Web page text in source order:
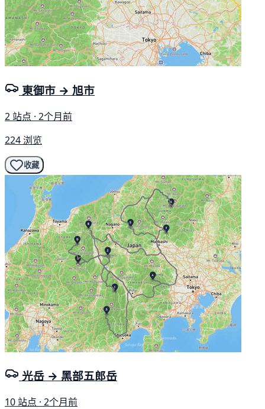
東御市 → 旭市
2 站点 · 2个月前
224 浏览
收藏
光岳 → 黑部五郎岳
10 站点 · 2个月前